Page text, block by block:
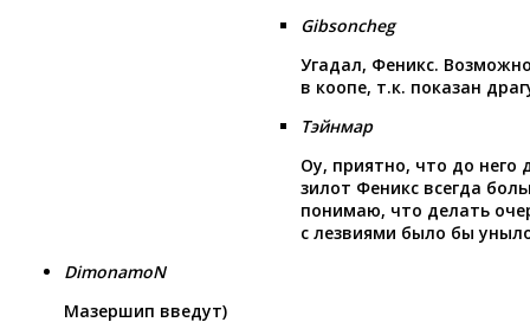
Gibsoncheg
Угадал, Феникс.
в коопе, т.к. показан
Тэйнмар
Оу, приятно, что до
зилот Феникс всегда
понимаю, что делать
с лезвиями было бы
DimonamoN
Мазершип введут)